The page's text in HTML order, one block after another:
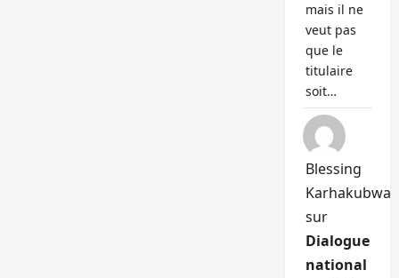
mais il ne
veut pas
que le
titulaire
soit…
Blessing
Karhakubwa
sur
Dialogue
national